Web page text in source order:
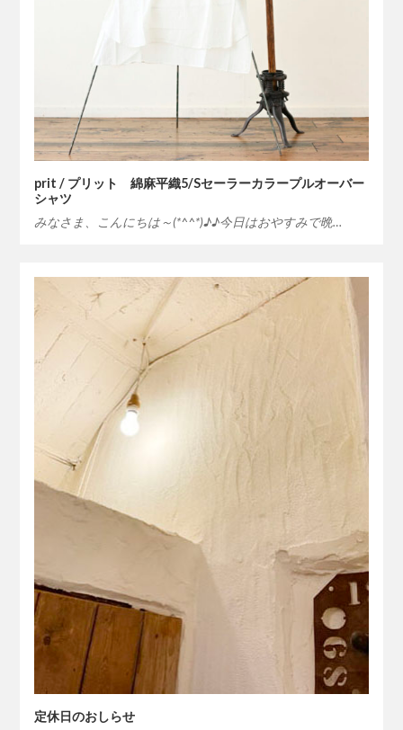
prit / プリット 綿麻平織5/Sセーラーカラープルオーバー
シャツ
みなさま、こんにちは～(*^^*)♪♪今日はおやすみで晩…
定休日のおしらせ